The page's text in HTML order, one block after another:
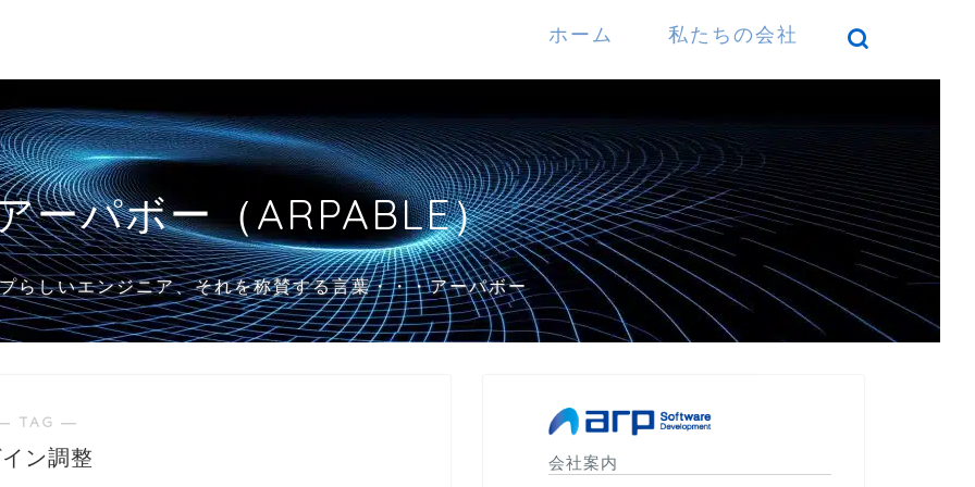
ホーム 私たちの会社
ーパボー（ARPABLE）
らしいエンジニア、それを称賛する言葉・・・アーパボー
TAG ―
ン調整
会社案内